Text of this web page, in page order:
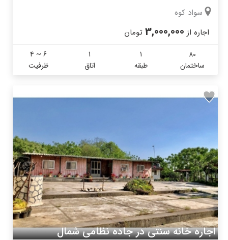
سواد کوه
اجاره از 3,000,000 تومان
80
ساختمان
1
طبقه
1
اتاق
4 ~ 6
ظرفیت
اجاره خانه سنتی در جاده نظامی شمال